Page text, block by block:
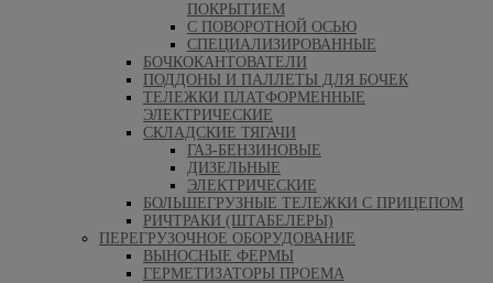
ПОКРЫТИЕМ
С ПОВОРОТНОЙ ОСЬЮ
СПЕЦИАЛИЗИРОВАННЫЕ
БОЧКОКАНТОВАТЕЛИ
ПОДДОНЫ И ПАЛЛЕТЫ ДЛЯ БОЧЕК
ТЕЛЕЖКИ ПЛАТФОРМЕННЫЕ
ЭЛЕКТРИЧЕСКИЕ
СКЛАДСКИЕ ТЯГАЧИ
ГАЗ-БЕНЗИНОВЫЕ
ДИЗЕЛЬНЫЕ
ЭЛЕКТРИЧЕСКИЕ
БОЛЬШЕГРУЗНЫЕ ТЕЛЕЖКИ С ПРИЦЕПОМ
РИЧТРАКИ (ШТАБЕЛЕРЫ)
ПЕРЕГРУЗОЧНОЕ ОБОРУДОВАНИЕ
ВЫНОСНЫЕ ФЕРМЫ
ГЕРМЕТИЗАТОРЫ ПРОЕМА